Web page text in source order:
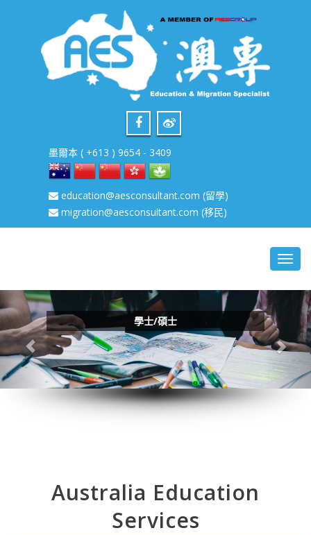
墨爾本 ( +613 ) 9654 - 3409
education@aesconsultant.com (留學)
migration@aesconsultant.com (移民)
學士/碩士
Australia Education
Services